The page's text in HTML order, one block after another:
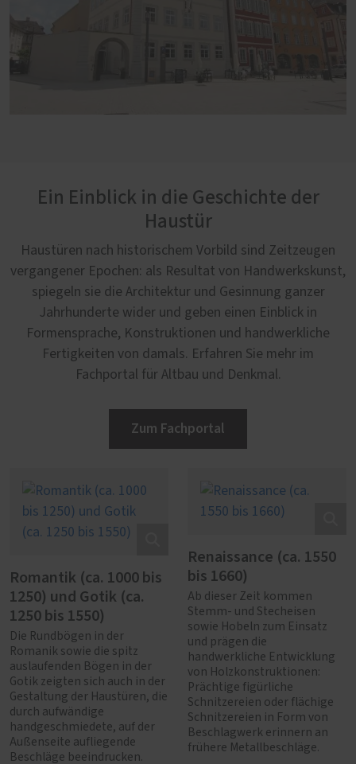
geltend machen
Ein Einblick in die Geschichte der
Haustür
Haustüren nach historischem Vorbild sind Zeitzeugen
vergangener Epochen: als Resultat von Handwerkskunst,
spiegeln sie die Architektur und Gesinnung ganzer
Jahrhunderte wider und geben einen Einblick in
Formensprache, Konstruktionen und handwerkliche
Fertigkeiten von damals. Erfahren Sie mehr im
Fachportal für Altbau und Denkmal.
Zum Fachportal
Romantik (ca. 1000 bis
1250) und Gotik (ca.
1250 bis 1550)
Die Rundbögen in der
Romanik sowie die spitz
auslaufenden Bögen in der
Gotik zeigten sich auch in der
Gestaltung der Haustüren, die
durch aufwändige
handgeschmiedete, auf der
Außenseite aufliegende
Beschläge beeindrucken.
Renaissance (ca. 1550
bis 1660)
Ab dieser Zeit kommen
Stemm- und Stecheisen
sowie Hobeln zum Einsatz
und prägen die
handwerkliche Entwicklung
von Holzkonstruktionen:
Prächtige figürliche
Schnitzereien oder flächige
Schnitzereien in Form von
Beschlagwerk erinnern an
frühere Metallbeschläge.